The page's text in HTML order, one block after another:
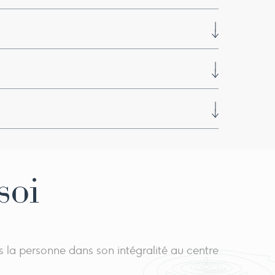
la personne dans son intégralité au centre